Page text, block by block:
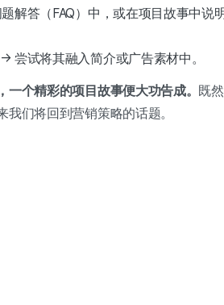
解答（FAQ）中，或在项目故事中说
尝试将其融入简介或广告素材中。
个精彩的项目故事便大功告成。 既然
我们将回到营销策略的话题。